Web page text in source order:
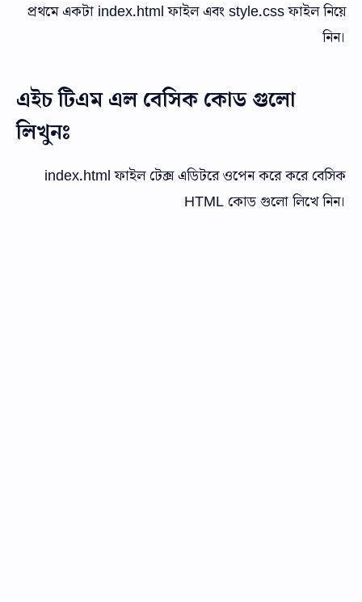
প্রথমে একটা index.html ফাইল এবং style.css ফাইল নিয়ে
নিন।
এইচ টিএম এল বেসিক কোড গুলো
লিখুনঃ
index.html ফাইল টেক্স এডিটরে ওপেন করে করে বেসিক
HTML কোড গুলো লিখে নিন।